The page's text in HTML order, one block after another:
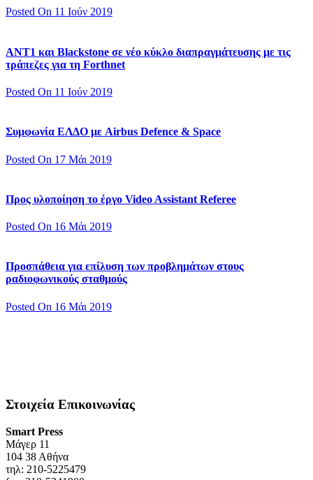
Posted On 11 Ιούν 2019
ΑΝΤ1 και Blackstone σε νέο κύκλο διαπραγμάτευσης με τις
τράπεζες για τη Forthnet
Posted On 11 Ιούν 2019
Συμφωνία ΕΛΔΟ με Airbus Defence & Space
Posted On 17 Μάι 2019
Προς υλοποίηση το έργο Video Assistant Referee
Posted On 16 Μάι 2019
Προσπάθεια για επίλυση των προβλημάτων στους
ραδιοφωνικούς σταθμούς
Posted On 16 Μάι 2019
Στοιχεία Επικοινωνίας
Smart Press
Mάγερ 11
104 38 Αθήνα
τηλ: 210-5225479